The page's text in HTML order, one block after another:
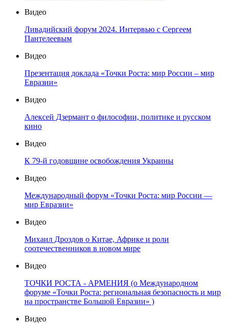
Видео
Ливадийский форум 2024. Интервью с Сергеем
Пантелеевым
Видео
Презентация доклада «Точки Роста: мир России – мир
Евразии»
Видео
Алексей Дзермант о философии, политике и русском
кино
Видео
К 79-й годовщине освобождения Украины
Видео
Международный форум «Точки Роста: мир России —
мир Евразии»
Видео
Михаил Дроздов о Китае, Африке и роли
соотечественников в новом мире
Видео
ТОЧКИ РОСТА - АРМЕНИЯ (о Международном
форуме «Точки Роста: региональная безопасность и мир
на пространстве Большой Евразии» )
Видео